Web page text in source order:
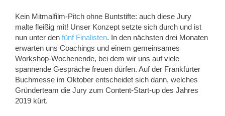
Kein Mitmalfilm-Pitch ohne Buntstifte: auch diese Jury
malte fleißig mit! Unser Konzept setzte sich durch und ist
nun unter den fünf Finalisten. In den nächsten drei Monaten
erwarten uns Coachings und einem gemeinsames
Workshop-Wochenende, bei dem wir uns auf viele
spannende Gespräche freuen dürfen. Auf der Frankfurter
Buchmesse im Oktober entscheidet sich dann, welches
Gründerteam die Jury zum Content-Start-up des Jahres
2019 kürt.